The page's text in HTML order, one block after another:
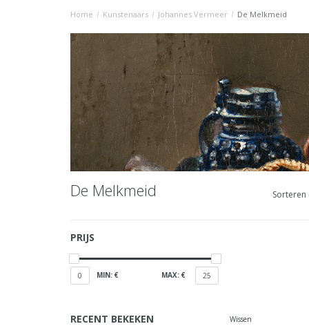
Home / Kunstenaars / Johannes Vermeer / De Melkmeid
De Melkmeid Sorteren
PRIJS
0 MIN: € MAX: € 25
RECENT BEKEKEN Wissen